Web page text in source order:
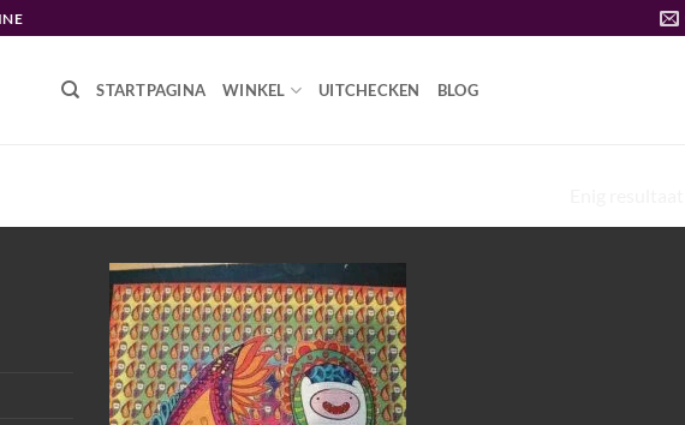
STARTPAGINA WINKEL UITCHECKEN BLOG
Add to
wishlist